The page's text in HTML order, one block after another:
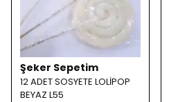
Şeker Sepetim
12 ADET SOSYETE LOLİPOP
BEYAZ L55